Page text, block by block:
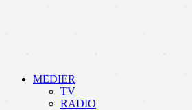
MEDIER
TV
RADIO